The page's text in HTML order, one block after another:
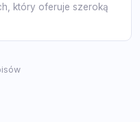
który oferuje szeroką